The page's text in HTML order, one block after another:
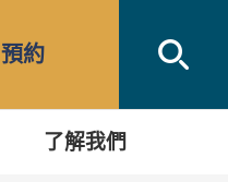
預約
了解我們